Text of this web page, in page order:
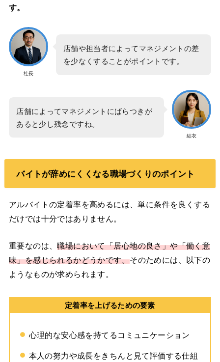
す。
社長
店舗や担当者によってマネジメントの差
を少なくすることがポイントです。
結衣
店舗によってマネジメントにばらつきが
あると少し残念ですね。
バイトが辞めにくくなる職場づくりのポイント
アルバイトの定着率を高めるには、単に条件を良くする
だけでは十分ではありません。
重要なのは、職場において「居心地の良さ」や「働く意
味」を感じられるかどうかです。そのためには、以下の
ようなものが求められます。
定着率を上げるための要素
心理的な安心感を持てるコミュニケーション
本人の努力や成長をきちんと見て評価する仕組